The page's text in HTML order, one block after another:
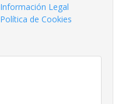
Información Legal
Política de Cookies